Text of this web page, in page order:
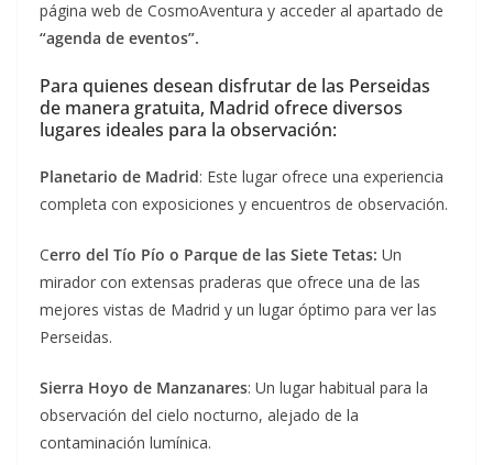
página web de CosmoAventura y acceder al apartado de
“agenda de eventos”.
Para quienes desean disfrutar de las Perseidas
de manera gratuita, Madrid ofrece diversos
lugares ideales para la observación:
Planetario de Madrid: Este lugar ofrece una experiencia
completa con exposiciones y encuentros de observación.
Cerro del Tío Pío o Parque de las Siete Tetas: Un
mirador con extensas praderas que ofrece una de las
mejores vistas de Madrid y un lugar óptimo para ver las
Perseidas.
Sierra Hoyo de Manzanares: Un lugar habitual para la
observación del cielo nocturno, alejado de la
contaminación lumínica.